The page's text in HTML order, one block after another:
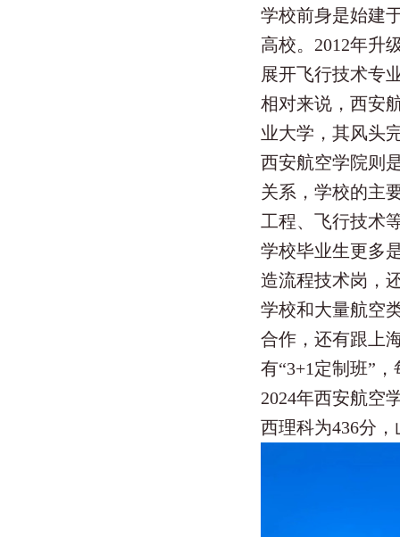
学校前身是始建
高校。2012年升
展开飞行技术专
相对来说，西安
业大学，其风头
西安航空学院则
关系，学校的主
工程、飞行技术
学校毕业生更多
造流程技术岗，
学校和大量航空
合作，还有跟上
有“3+1定制班”
2024年西安航空
西理科为436分